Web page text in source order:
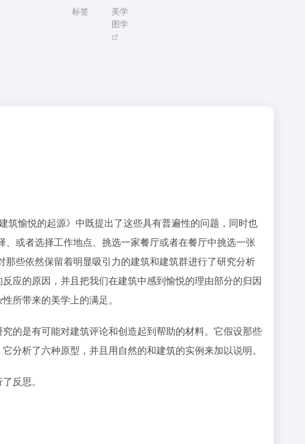
标签
美学
图学
筑愉悦的起源》中既提出了这些具有普遍性的问题，同时也
或者选择工作地点、挑选一家餐厅或者在餐厅中挑选一张
些依然保留着明显吸引力的建筑和建筑群进行了研究分析
应的原因，并且把我们在建筑中感到愉悦的理由部分的归因
所带来的美学上的满足。
的是有可能对建筑评论和创造起到帮助的材料。它假设那些
分析了六种原型，并且用自然的和建筑的实例来加以说明。
反思。